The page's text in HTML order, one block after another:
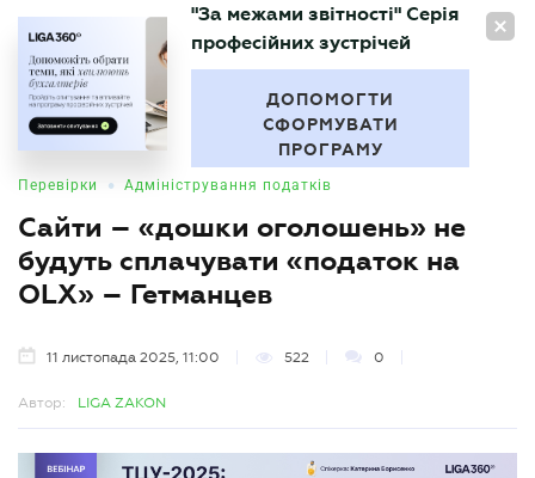
UA
БУХГАЛТЕР
"За межами звітності" Серія
професійних зустрічей
ДОПОМОГТИ
СФОРМУВАТИ
ПРОГРАМУ
Перевірки • Адміністрування податків
Сайти – «дошки оголошень» не
будуть сплачувати «податок на
OLX» – Гетманцев
11 листопада 2025, 11:00 522 0
Автор: LIGA ZAKON